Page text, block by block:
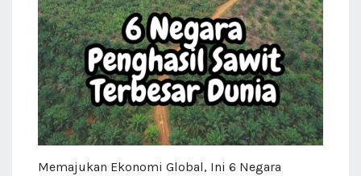
Memajukan Ekonomi Global, Ini 6 Negara